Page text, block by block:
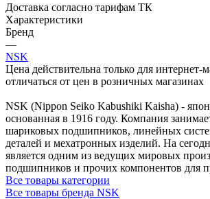
Доставка согласно тарифам ТК
Характеристики
Бренд
—
NSK
Цена действительна только для интернет-
отличаться от цен в розничных магазинах
NSK (Nippon Seiko Kabushiki Kaisha) -
основанная в 1916 году. Компания
шариковых подшипников, линейных
деталей и мехатронных изделий. На
является одним из ведущих мировых
подшипников и прочих компонентов для
Все товары категории
Все товары бренда NSK